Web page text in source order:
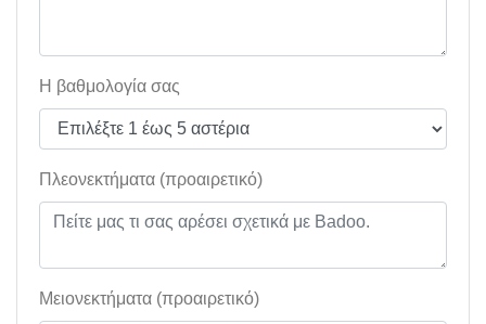
Η βαθμολογία σας
Πλεονεκτήματα (προαιρετικό)
Μειονεκτήματα (προαιρετικό)